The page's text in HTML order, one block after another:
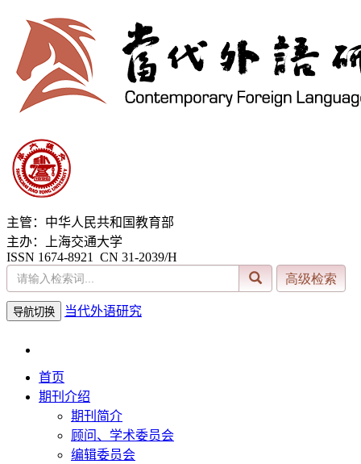
主管：中华人民共和国教育部
主办：上海交通大学
ISSN 1674-8921 CN 31-2039/H
导航切换 当代外语研究
首页
期刊介绍
期刊简介
顾问、学术委员会
编辑委员会